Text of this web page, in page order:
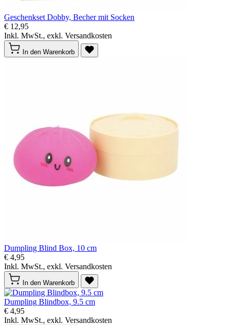
Geschenkset Dobby, Becher mit Socken
€ 12,95
Inkl. MwSt., exkl. Versandkosten
In den Warenkorb
Dumpling Blind Box, 10 cm
€ 4,95
Inkl. MwSt., exkl. Versandkosten
In den Warenkorb
Dumpling Blindbox, 9.5 cm
€ 4,95
Inkl. MwSt., exkl. Versandkosten